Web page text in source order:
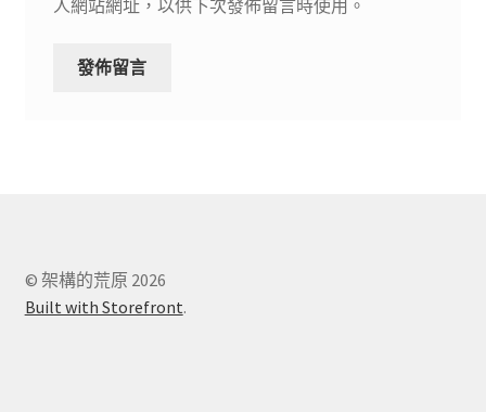
人網站網址，以供下次發佈留言時使用。
© 架構的荒原 2026
Built with Storefront.